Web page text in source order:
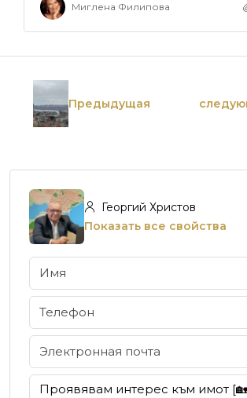
Миглена Филипова
Предыдущая
Георгий Христов
Показать все свойства